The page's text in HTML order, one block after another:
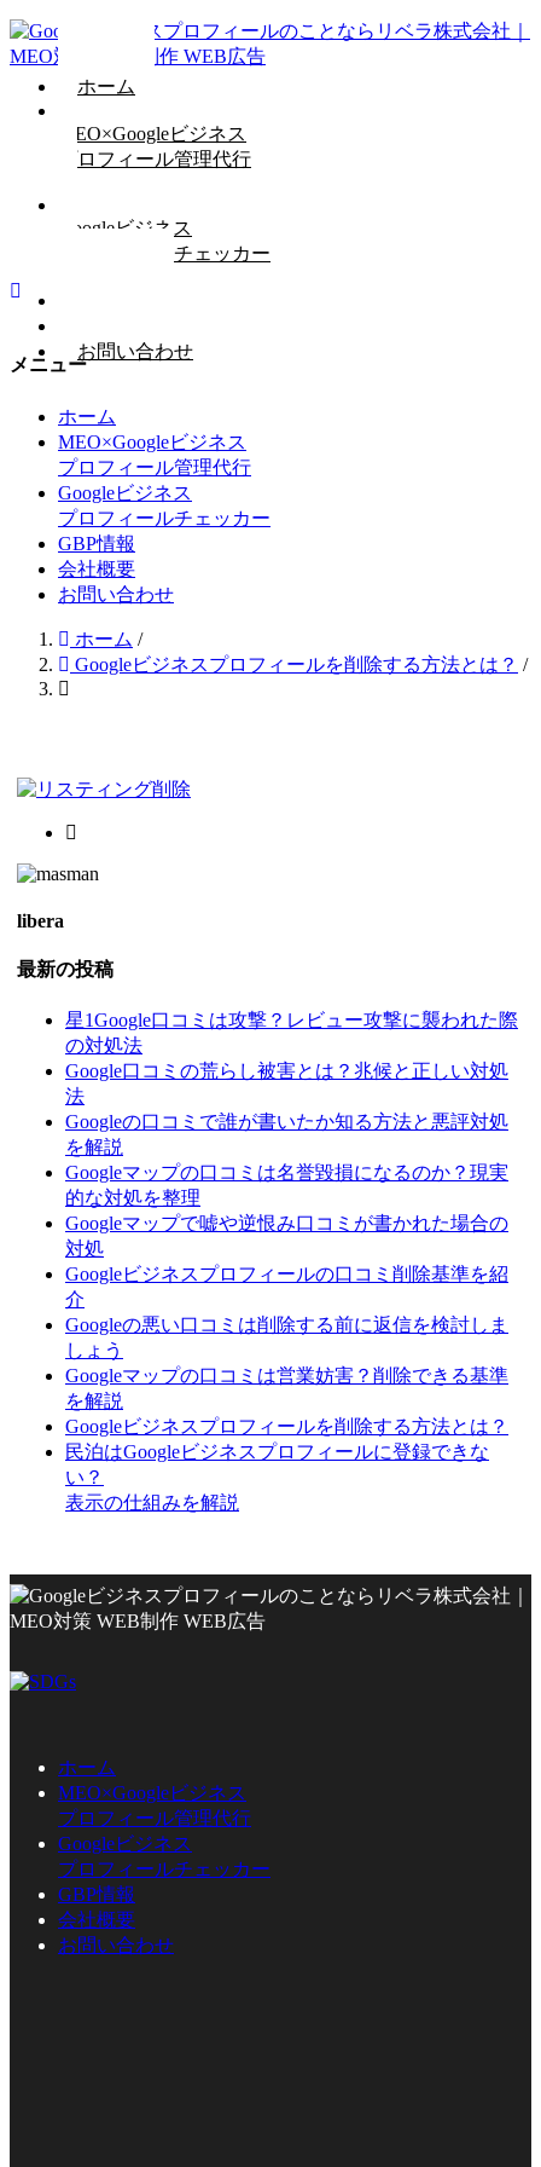
ホーム
MEO×Googleビジネス
プロフィール管理代行
Googleビジネス
プロフィールチェッカー
お問い合わせ
メニュー
ホーム
MEO×Googleビジネス
プロフィール管理代行
Googleビジネス
プロフィールチェッカー
GBP情報
会社概要
お問い合わせ
ホーム /
Googleビジネスプロフィールを削除する方法とは？ /
libera
最新の投稿
星1Google口コミは攻撃？レビュー攻撃に襲われた際
の対処法
Google口コミの荒らし被害とは？兆候と正しい対処
法
Googleの口コミで誰が書いたか知る方法と悪評対処
を解説
Googleマップの口コミは名誉毀損になるのか？現実
的な対処を整理
Googleマップで嘘や逆恨み口コミが書かれた場合の
対処
Googleビジネスプロフィールの口コミ削除基準を紹
介
Googleの悪い口コミは削除する前に返信を検討しま
しょう
Googleマップの口コミは営業妨害？削除できる基準
を解説
Googleビジネスプロフィールを削除する方法とは？
民泊はGoogleビジネスプロフィールに登録できな
い？
表示の仕組みを解説
ホーム
MEO×Googleビジネス
プロフィール管理代行
Googleビジネス
プロフィールチェッカー
GBP情報
会社概要
お問い合わせ